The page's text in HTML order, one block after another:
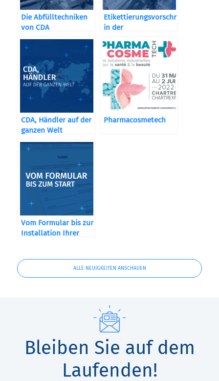
Die Abfülltechniken
von CDA
Etikettierungsvorschriften
in der
CDA, Händler auf der
ganzen Welt
Pharmacosmetech
Vom Formular bis zur
Installation Ihrer
ALLE NEUIGKEITEN ANSCHAUEN
Bleiben Sie auf dem
Laufenden!